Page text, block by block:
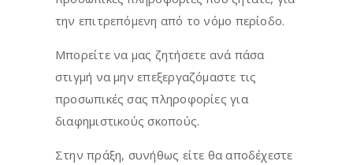
την επιτρεπόμενη από το νόμο περίοδο.
Μπορείτε να μας ζητήσετε ανά πάσα
στιγμή να μην επεξεργαζόμαστε τις
προσωπικές σας πληροφορίες για
διαφημιστικούς σκοπούς.
Στην πράξη, συνήθως είτε θα αποδέχεστε